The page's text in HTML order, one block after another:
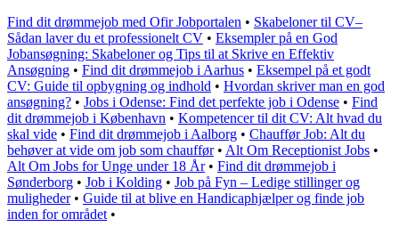
Find dit drømmejob med Ofir Jobportalen • Skabeloner til CV–
Sådan laver du et professionelt CV • Eksempler på en God
Jobansøgning: Skabeloner og Tips til at Skrive en Effektiv
Ansøgning • Find dit drømmejob i Aarhus • Eksempel på et godt
CV: Guide til opbygning og indhold • Hvordan skriver man en god
ansøgning? • Jobs i Odense: Find det perfekte job i Odense • Find
dit drømmejob i København • Kompetencer til dit CV: Alt hvad du
skal vide • Find dit drømmejob i Aalborg • Chauffør Job: Alt du
behøver at vide om job som chauffør• Alt Om Receptionist Jobs •
Alt Om Jobs for Unge under 18 År• Find dit drømmejob i
Sønderborg • Job i Kolding • Job på Fyn – Ledige stillinger og
muligheder• Guide til at blive en Handicaphjælper og finde job
inden for området •